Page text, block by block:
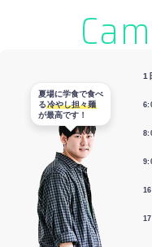
夏場に学食で食べ
る冷やし担々麺
が最高です！
1